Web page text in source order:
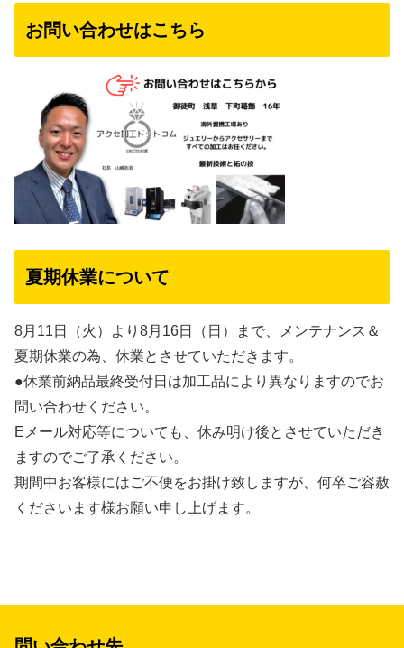
お問い合わせはこちら
夏期休業について
8月11日（火）より8月16日（日）まで、メンテナンス＆
夏期休業の為、休業とさせていただきます。
●休業前納品最終受付日は加工品により異なりますのでお
問い合わせください。
Eメール対応等についても、休み明け後とさせていただき
ますのでご了承ください。
期間中お客様にはご不便をお掛け致しますが、何卒ご容赦
くださいます様お願い申し上げます。